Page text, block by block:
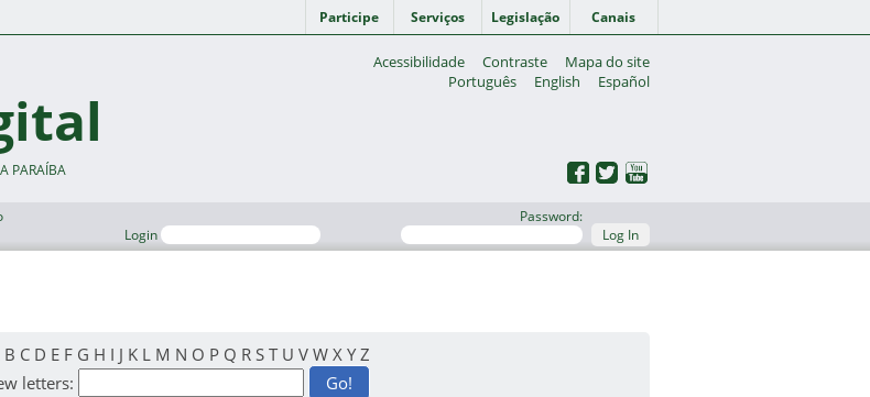
Participe Serviços Legislação Canais
Acessibilidade Contraste
Mapa do site
Português
English Español
PARAÍBA
Login
Password:
Log In
B C D E F G H I J K L M N O P Q R S T U V W X Y Z
letters: